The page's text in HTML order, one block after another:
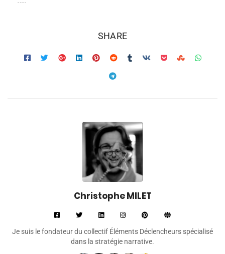
SHARE
Christophe MILET
Je suis le fondateur du collectif Éléments Déclencheurs spécialisé
dans la stratégie narrative.